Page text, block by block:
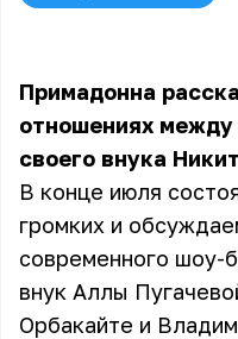
Примадонна
отношениях между
своего внука
В конце июля
громких и
современного шоу-
внук Аллы
Орбакайте и